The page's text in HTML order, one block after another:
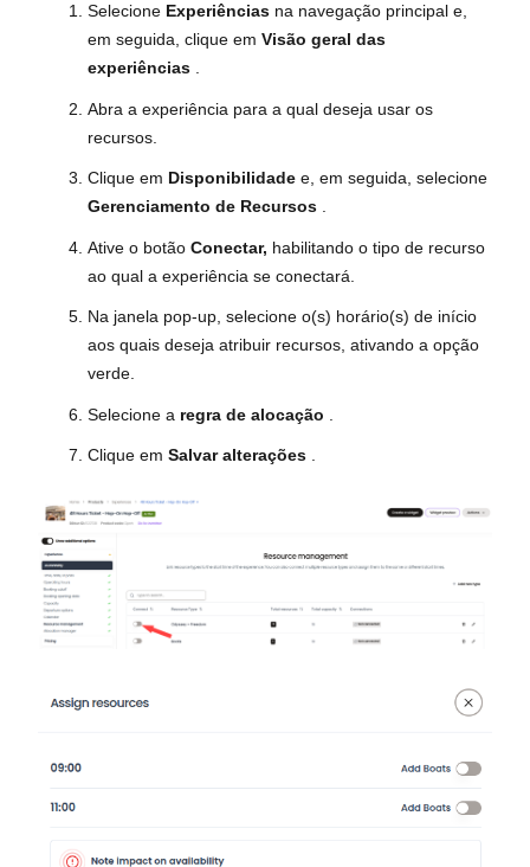
Selecione Experiências na navegação principal e,
em seguida, clique em Visão geral das
experiências .
Abra a experiência para a qual deseja usar os
recursos.
Clique em Disponibilidade e, em seguida, selecione
Gerenciamento de Recursos .
Ative o botão Conectar, habilitando o tipo de recurso
ao qual a experiência se conectará.
Na janela pop-up, selecione o(s) horário(s) de início
aos quais deseja atribuir recursos, ativando a opção
verde.
Selecione a regra de alocação
Clique em Salvar alterações .